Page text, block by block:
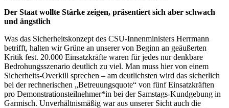
Der Staat wollte Stärke zeigen, präsentiert sich aber schwach
und ängstlich
Was das Sicherheitskonzept des CSU-Innenministers Herrmann
betrifft, halten wir Grüne an unserer von Beginn an geäußerten
Kritik fest. 20.000 Einsatzkräfte waren für jedes nur denkbare
Bedrohungsszenario deutlich zu viel. Man muss hier von einem
Sicherheits-Overkill sprechen – am deutlichsten wird das sicherlich
bei der rechnerischen „Betreuungsquote“ von fünf Einsatzkräften
pro Demonstrationsteilnehmer*in bei der Samstags-Kundgebung in
Garmisch. Unverhältnismäßig war aus unserer Sicht auch die